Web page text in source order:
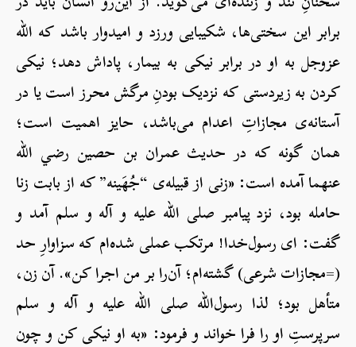
برابر این سختی‌ها، شکیبایی ورزد و امیدوار باشد که الله
عزوجل به او در برابر نیکی به بیمار، پاداش دهد؛ نیکی
کردن به زیردستی که نزدیک بودنِ مرگش محرز است یا در
آستانه‌ی مجازاتِ اعدام می‌باشد، حایز اهمیت است؛
همان گونه که در حدیث عمران بن حصین رضي الله
عنهما آمده است: «زنی از قبیله‌ی “جُهَینه” که از بابت زنا
حامله بود، نزد پیامبر صلی الله علیه و آله و سلم آمد و
گفت: ای رسول‌خدا! مرتکب عملی شده‌ام که سزاوارِ حد
(=مجازات شرعی) گشته‌ام؛ آن‌را بر من اجرا کن». آن زن،
متأهل بود؛ لذا رسول‌الله صلی الله علیه و آله و سلم
سرپرستِ او را فرا خواند و فرمود: «به او نیکی کن و چون